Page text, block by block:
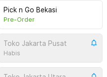
Pick n Go Bekasi
Pre-Order
Toko Jakarta Pusat
Habis